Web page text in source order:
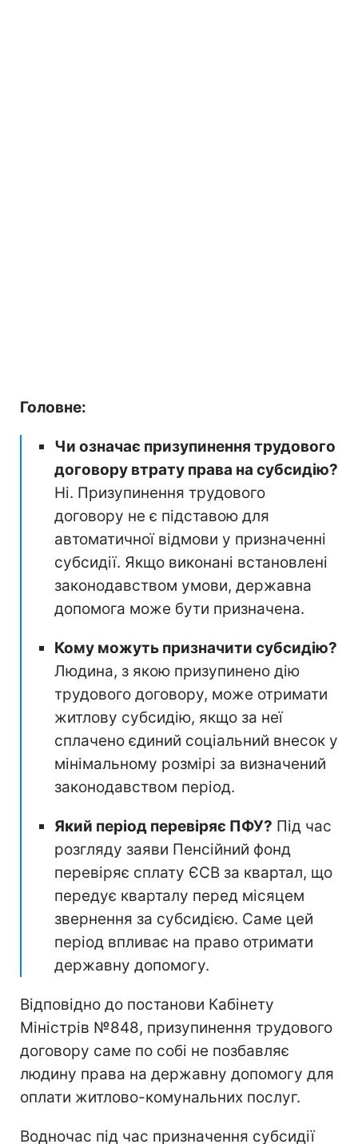
Головне:
Чи означає призупинення трудового
договору втрату права на субсидію?
Ні. Призупинення трудового
договору не є підставою для
автоматичної відмови у призначенні
субсидії. Якщо виконані встановлені
законодавством умови, державна
допомога може бути призначена.
Кому можуть призначити субсидію?
Людина, з якою призупинено дію
трудового договору, може отримати
житлову субсидію, якщо за неї
сплачено єдиний соціальний внесок у
мінімальному розмірі за визначений
законодавством період.
Який період перевіряє ПФУ? Під час
розгляду заяви Пенсійний фонд
перевіряє сплату ЄСВ за квартал, що
передує кварталу перед місяцем
звернення за субсидією. Саме цей
період впливає на право отримати
державну допомогу.
Відповідно до постанови Кабінету
Міністрів №848, призупинення трудового
договору саме по собі не позбавляє
людину права на державну допомогу для
оплати житлово-комунальних послуг.
Водночас під час призначення субсидії